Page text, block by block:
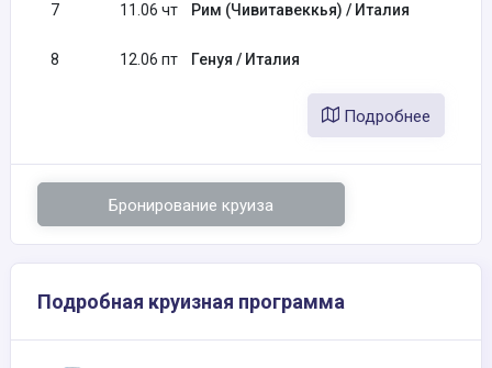
7 11.06 чт Рим (Чивитавеккья) / Италия
8 12.06 пт Генуя / Италия
Подробнее
Бронирование круиза
Подробная круизная программа